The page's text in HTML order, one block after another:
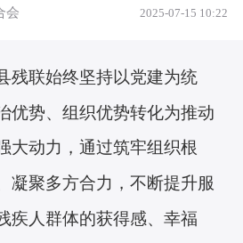
会 2025-07-15 10:22
残联始终坚持以党建为统
优势、组织优势转化为推动
大动力，通过筑牢组织根
凝聚多方合力，不断提升服
疾人群体的获得感、幸福